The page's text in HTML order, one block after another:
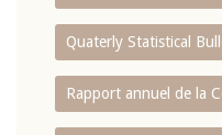
Quaterly Statistical
Rapport annuel de la